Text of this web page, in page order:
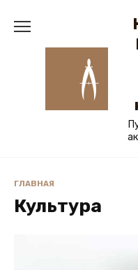
ГЛАВНАЯ
Культура